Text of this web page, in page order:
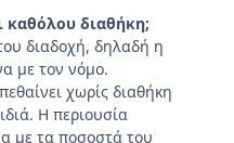
καθόλου διαθήκη;
διαδοχή, δηλαδή η
με τον νόμο.
χωρίς διαθήκη
Η περιουσία
με τα ποσοστά του